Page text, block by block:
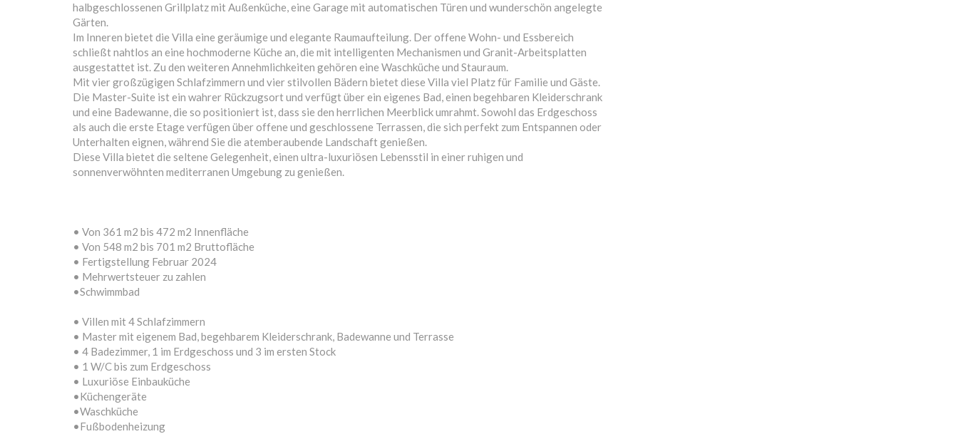
halbgeschlossenen Grillplatz mit Außenküche, eine Garage mit automatischen Türen und wunderschön angelegte
Gärten.
Im Inneren bietet die Villa eine geräumige und elegante Raumaufteilung. Der offene Wohn- und Essbereich
schließt nahtlos an eine hochmoderne Küche an, die mit intelligenten Mechanismen und Granit-Arbeitsplatten
ausgestattet ist. Zu den weiteren Annehmlichkeiten gehören eine Waschküche und Stauraum.
Mit vier großzügigen Schlafzimmern und vier stilvollen Bädern bietet diese Villa viel Platz für Familie und Gäste.
Die Master-Suite ist ein wahrer Rückzugsort und verfügt über ein eigenes Bad, einen begehbaren Kleiderschrank
und eine Badewanne, die so positioniert ist, dass sie den herrlichen Meerblick umrahmt. Sowohl das Erdgeschoss
als auch die erste Etage verfügen über offene und geschlossene Terrassen, die sich perfekt zum Entspannen oder
Unterhalten eignen, während Sie die atemberaubende Landschaft genießen.
Diese Villa bietet die seltene Gelegenheit, einen ultra-luxuriösen Lebensstil in einer ruhigen und
sonnenverwöhnten mediterranen Umgebung zu genießen.
• Von 361 m2 bis 472 m2 Innenfläche
• Von 548 m2 bis 701 m2 Bruttofläche
• Fertigstellung Februar 2024
• Mehrwertsteuer zu zahlen
•Schwimmbad
• Villen mit 4 Schlafzimmern
• Master mit eigenem Bad, begehbarem Kleiderschrank, Badewanne und Terrasse
• 4 Badezimmer, 1 im Erdgeschoss und 3 im ersten Stock
• 1 W/C bis zum Erdgeschoss
• Luxuriöse Einbauküche
•Küchengeräte
•Waschküche
•Fußbodenheizung